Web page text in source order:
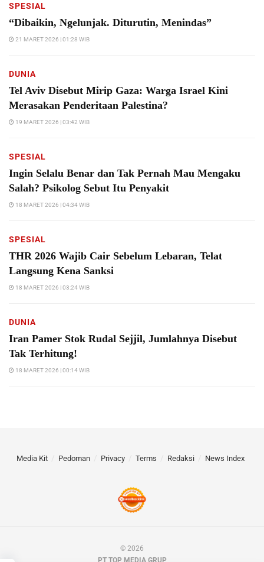
SPESIAL
“Dibaikin, Ngelunjak. Diturutin, Menindas”
21 MARET 2026 | 01:28 WIB
DUNIA
Tel Aviv Disebut Mirip Gaza: Warga Israel Kini
Merasakan Penderitaan Palestina?
19 MARET 2026 | 03:42 WIB
SPESIAL
Ingin Selalu Benar dan Tak Pernah Mau Mengaku
Salah? Psikolog Sebut Itu Penyakit
18 MARET 2026 | 04:34 WIB
SPESIAL
THR 2026 Wajib Cair Sebelum Lebaran, Telat
Langsung Kena Sanksi
18 MARET 2026 | 03:24 WIB
DUNIA
Iran Pamer Stok Rudal Sejjil, Jumlahnya Disebut
Tak Terhitung!
18 MARET 2026 | 00:14 WIB
Media Kit Pedoman Privacy Terms Redaksi News Index
© 2026
PT TOP MEDIA GRUP